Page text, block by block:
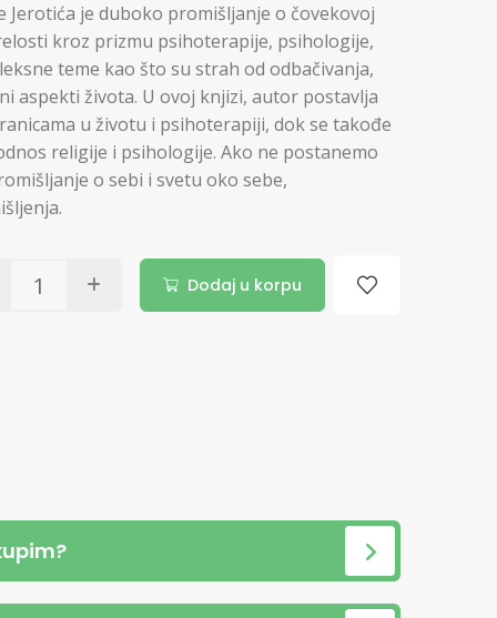
je duboko promišljanje o čovekovoj
kroz prizmu psihoterapije, psihologije,
teme kao što su strah od odbačivanja,
aspekti života. U ovoj knjizi, autor postavlja
u životu i psihoterapiji, dok se takođe
religije i psihologije. Ako ne postanemo
o sebi i svetu oko sebe,
Dodaj u korpu